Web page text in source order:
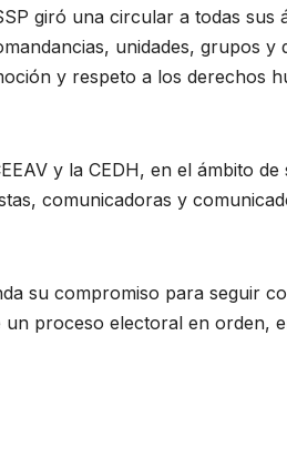
giró una circular a todas sus
unidades, grupos y
y respeto a los derechos
y la CEDH, en el ámbito de
comunicadoras y
su compromiso para seguir
proceso electoral en orden,